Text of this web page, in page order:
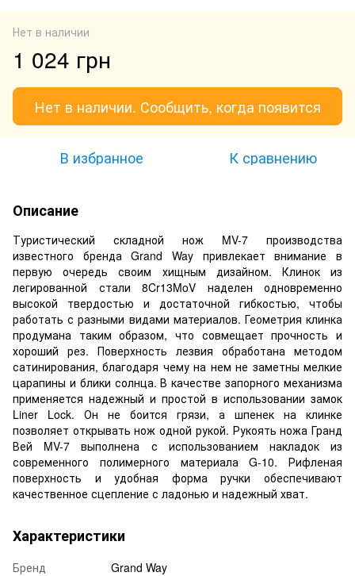
Нет в наличии
1 024 грн
Нет в наличии. Сообщить, когда появится
В избранное К сравнению
Описание
Туристический складной нож MV-7 производства
известного бренда Grand Way привлекает внимание в
первую очередь своим хищным дизайном. Клинок из
легированной стали 8Cr13MoV наделен одновременно
высокой твердостью и достаточной гибкостью, чтобы
работать с разными видами материалов. Геометрия клинка
продумана таким образом, что совмещает прочность и
хороший рез. Поверхность лезвия обработана методом
сатинирования, благодаря чему на нем не заметны мелкие
царапины и блики солнца. В качестве запорного механизма
применяется надежный и простой в использовании замок
Liner Lock. Он не боится грязи, а шпенек на клинке
позволяет открывать нож одной рукой. Рукоять ножа Гранд
Вей MV-7 выполнена с использованием накладок из
современного полимерного материала G-10. Рифленая
поверхность и удобная форма ручки обеспечивают
качественное сцепление с ладонью и надежный хват.
Характеристики
Бренд
Grand Way